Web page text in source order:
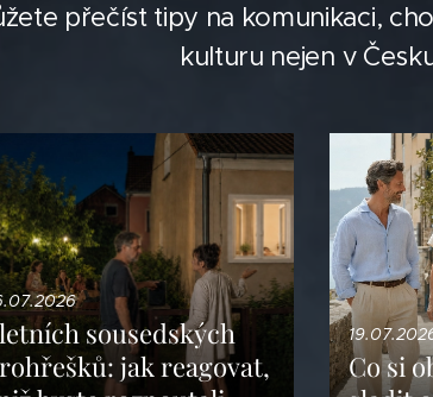
přečíst tipy na komunikaci,
kulturu nejen v
sousedských
jak reagovat,
Co si